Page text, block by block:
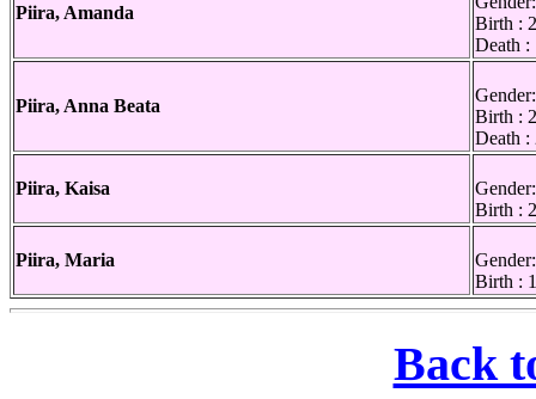
Piira, Amanda
Birth :
Death :
Piira, Anna Beata
Birth :
Death :
Piira, Kaisa
Birth :
Piira, Maria
Birth :
Back